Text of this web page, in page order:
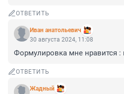
ОТВЕТИТЬ
Иван анатольевич
30 августа 2024, 11:08
Формулировка мне нравится :
ОТВЕТИТЬ
Жадный